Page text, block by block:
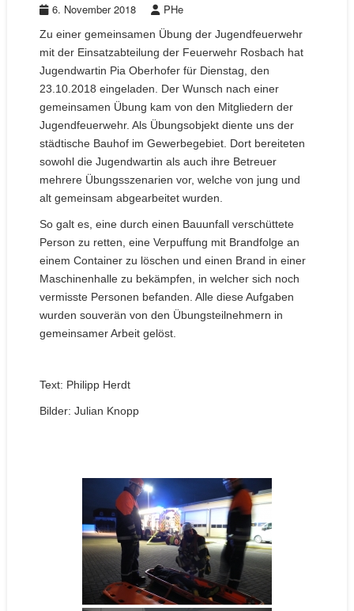
6. November 2018 PHe
Zu einer gemeinsamen Übung der Jugendfeuerwehr
mit der Einsatzabteilung der Feuerwehr Rosbach hat
Jugendwartin Pia Oberhofer für Dienstag, den
23.10.2018 eingeladen. Der Wunsch nach einer
gemeinsamen Übung kam von den Mitgliedern der
Jugendfeuerwehr. Als Übungsobjekt diente uns der
städtische Bauhof im Gewerbegebiet. Dort bereiteten
sowohl die Jugendwartin als auch ihre Betreuer
mehrere Übungsszenarien vor, welche von jung und
alt gemeinsam abgearbeitet wurden.
So galt es, eine durch einen Bauunfall verschüttete
Person zu retten, eine Verpuffung mit Brandfolge an
einem Container zu löschen und einen Brand in einer
Maschinenhalle zu bekämpfen, in welcher sich noch
vermisste Personen befanden. Alle diese Aufgaben
wurden souverän von den Übungsteilnehmern in
gemeinsamer Arbeit gelöst.
Text: Philipp Herdt
Bilder: Julian Knopp